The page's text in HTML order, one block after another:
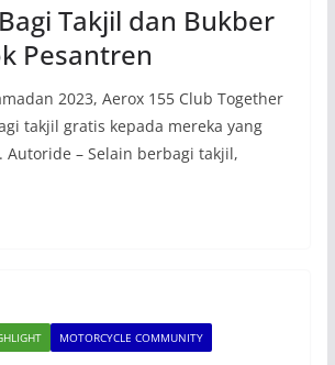
Bagi Takjil dan Bukber
Pesantren
2023, Aerox 155 Club Together
takjil gratis kepada mereka yang
Autoride – Selain berbagi takjil,
MOTORCYCLE COMMUNITY